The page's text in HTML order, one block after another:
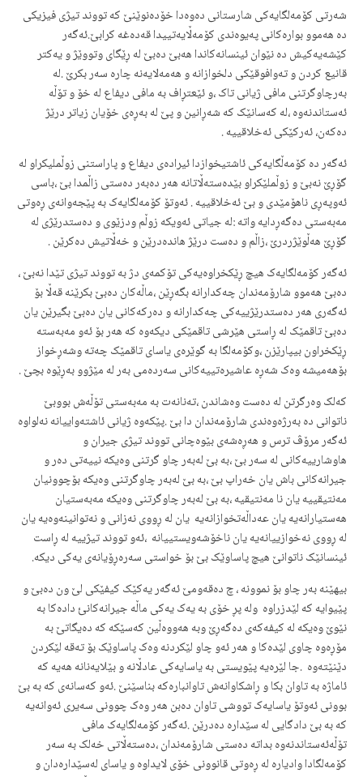
شەرتی کۆمەلگایەکی شارستانی دەوەدا خۆدەنوێنێ کە تووند تیژی فیزیکی
دە هەموو بوارەکانی پەیوەندی کۆمەڵایەتییدا قەدەغە کرابێ.ئەگەر
کێشەیەکیش دە نێوان ئینسانەکاندا هەبێ دەبێ لە ڕێگای وتووێژ و یەکتر
قانیع کردن و تەوافوقێکی دلخوازانە و هەمەلایەنە چارە سەر بکرێ .لە
بەرچاوگرتنی مافی ژیانی تاک ،و ئێعتڕاف بە مافی دیفاع لە خۆ و تۆڵە
ئەستاندنەوە ،لە کەسانێک کە شەڕانین و پێ لە بەڕەی خۆیان زیاتر درێژ
دەکەن، ئەرکێکی ئەخلاقییە .
ئەگەر دە کۆمەڵگایەکی ئاشتیخوازدا ئیرادەی دیفاع و پاراستنی زوڵملیکراو لە
گۆڕێ نەبێ و زوڵملێکراو بێدەستەڵاتانە هەر دەبەر دەستی زاڵمدا بێ ،باسی
ئەوپەڕی ناهۆمێدی و بێ ئەخلاقییە . ئەوتۆ کۆمەلگایەک بە پێجەوانەی ڕەوتی
مەبەستی دەگەڕدایە واتە :لە جیاتی ئەویکە زوڵم ودزێوی و دەستدرێژی لە
گۆڕێ هەڵوێژردرێ ،زاڵم و دەست درێژ هاندەدرێن و خەڵاتیش دەکرێن .
ئەگەر کۆمەلگایەک هیچ ڕێکخراوەیەکی تۆکمەی دژ بە تووند تیژی تێدا نەبێ ،
دەبێ هەموو شارۆمەندان چەکدارانە بگەڕێن ،ماڵەکان دەبێ بکرێنە قەڵا بۆ
ئەگەری هەر دەستدرێژییەکی چەکدارانە و دەرکەکانی یان دەبێ بگیرێن یان
دەبێ تاقمێک لە ڕاستی هێرشی تاقمێکی دیکەوە کە هەر بۆ ئەو مەبەستە
ڕێکخراون بیپارێزن ،وکۆمەلگا بە گوێرەی یاسای تاقمێک چەتە وشەڕخواز
بۆهەمیشە وەک شەڕە عاشیرەتییەکانی سەردەمی بەر لە مێژوو بەڕێوە بچێ .
کەلک وەرگرتن لە دەست وەشاندن ،تەنانەت بە مەبەستی تۆڵەش بووبێ
ناتوانی دە بەرژەوەندی شارۆمەندان دا بێ .پێکەوە ژیانی ئاشتەواییانە نەلواوە
ئەگەر مرۆڤ ترس و هەڕەشەی بێوەچانی تووند تیژی جیران و
هاوشارییەکانی لە سەر بێ ،بە بێ لەبەر چاو گرتنی وەیکە نییەتی دەر و
جیرانەکانی باش یان خەراپ بێ ،بە بێ لەبەر چاوگرتنی وەیکە بۆچوونیان
مەنتیقییە یان نا مەنتیقیە ،بە بێ لەبەر چاوگرتنی وەیکە مەبەستیان
هەستیارانەیە یان عەداڵەتخوازانەیە یان لە ڕووی نەزانی و نەتوانینەوەیە یان
لە ڕووی نەخوازییانەیە یان ناخۆشەویستییانە ،ئەو تووند تیژییە لە ڕاست
ئینسانێک ناتوانێ هیچ پاساوێک بێ بۆ خواستی سەرەڕۆیانەی یەکی دیکە.
بیهێنە بەر چاو بۆ نموونە ، چ دەقەومێ ئەگەر یەکێک کیفێکی لێ ون دەبێ و
پێیوایە کە لێدزراوە ولە پڕ خۆی بە یەک یەکی ماڵە جیرانەکانئ دادەکا بە
نێوێ وەیکە لە کیفەکەی دەگەڕێ وبە هەووەڵین کەسێکە کە دەیگاتێ بە
مۆڕەوە چاوی لێدەکا و هەر ئەو چاو لێکردنە وەک پاساوێک بۆ تەقە لێکردن
دێنێتەوە .جا لێرەیە پێویستی بە یاسایەکی عادڵانە و بێلایەنانە هەیە کە
ئاماژە بە تاوان بکا و ڕاشکاوانەش تاوانبارەکە بناسێنێ .ئەو کەسانەی کە بە بێ
بوونی ئەوتۆ یاسایەک تووشی تاوان دەبن هەر وەک چوونی سەیری ئەوانەیە
کە بە بێ دادگایی لە سێدارە دەدرێن .ئەگەر کۆمەلگایەک مافی
تۆڵەئەستاندنەوە بداتە دەستی شارۆمەندان ،دەستەڵاتی خەلک بە سەر
کۆمەلگادا وادیارە لە ڕەوتی قانوونی خۆی لایداوە و یاسای لەسێدارەدان و